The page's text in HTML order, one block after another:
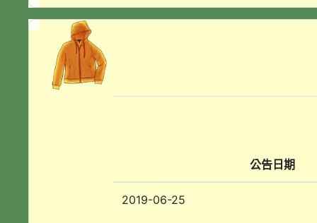
公告日期
2019-06-25